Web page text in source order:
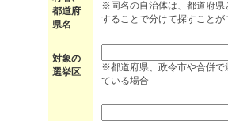
都道府
県名
※同名の自治体は、都道府県
することで分けて探すことが
対象の
選挙区
※都道府県、政令市や合併で
ている場合